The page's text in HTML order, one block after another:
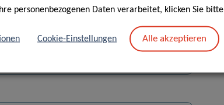
personenbezogenen Daten verarbeitet, klicken Sie bitte
Cookie-Einstellungen Alle akzeptieren